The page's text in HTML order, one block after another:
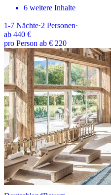
6 weitere Inhalte
1-7 Nächte·2 Personen·
ab 440 €
pro Person ab € 220